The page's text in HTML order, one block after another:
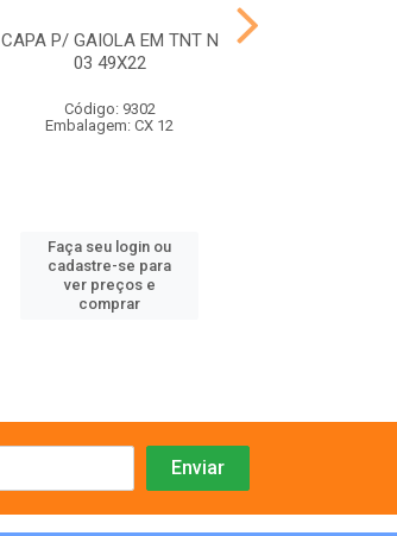
CAPA P/ GAIOLA EM TNT N
03 49X22
Código: 9302
Embalagem: CX 12
Faça seu login ou
cadastre-se para
ver preços e
comprar